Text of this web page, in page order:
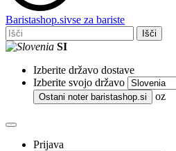
Baristashop.sivse za bariste
Išči
SI
Izberite državo dostave
Izberite svojo državo
Ostani noter baristashop.si oz
Prijava